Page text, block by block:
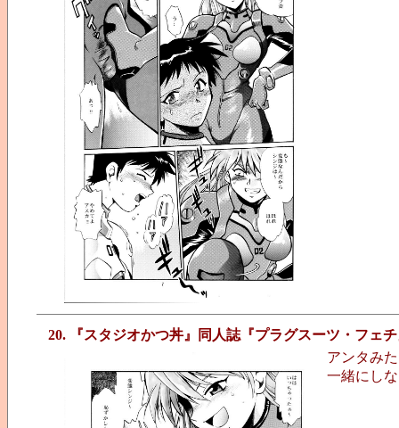
20. 『スタジオかつ丼』同人誌『プラグスーツ・フェ
アンタみ
一緒にし